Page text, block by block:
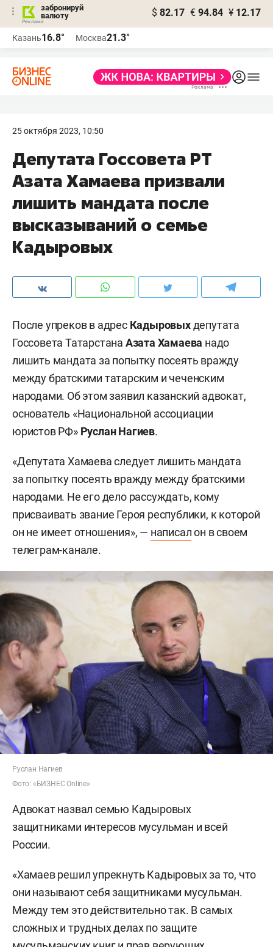
забронируй
валюту
$ 82.17 € 94.84 ¥ 12.17
Казань16.8° Москва21.3°
25 октября 2023, 10:50
Депутата Госсовета РТ
Азата Хамаева призвали
лишить мандата после
высказываний о семье
Кадыровых
После упреков в адрес Кадыровыхдепутата
Госсовета Татарстана Азата Хамаева надо
лишить мандата за попытку посеять вражду
между братскими татарским и чеченским
народами. Об этом заявил казанский адвокат,
основатель «Национальной ассоциации
юристов РФ» Руслан Нагиев.
«Депутата Хамаева следует лишить мандата
за попытку посеять вражду между братскими
народами. Не его дело рассуждать, кому
присваивать звание Героя республики, к которой
он не имеет отношения», — написалон в своем
телеграм-канале.
Руслан Нагиев
Фото: «БИЗНЕС Online»
Адвокат назвал семью Кадыровых
защитниками интересов мусульман и всей
России.
«Хамаев решил упрекнуть Кадыровых за то, что
они называют себя защитниками мусульман.
Между тем это действительно так. В самых
сложных и трудных делах по защите